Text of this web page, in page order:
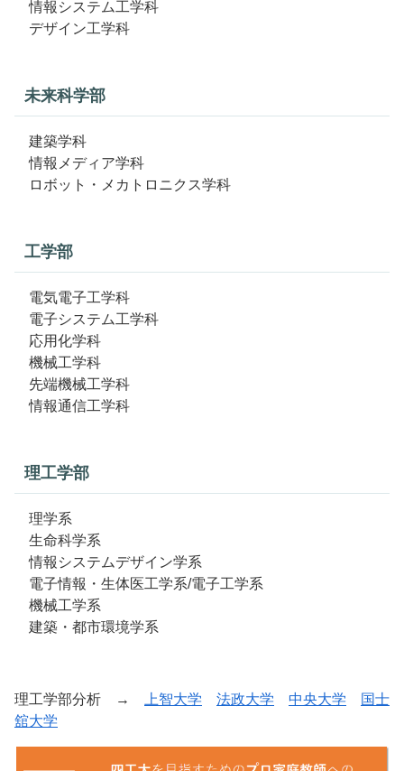
情報システム工学科
デザイン工学科
未来科学部
建築学科
情報メディア学科
ロボット・メカトロニクス学科
工学部
電気電子工学科
電子システム工学科
応用化学科
機械工学科
先端機械工学科
情報通信工学科
理工学部
理学系
生命科学系
情報システムデザイン学系
電子情報・生体医工学系/電子工学系
機械工学系
建築・都市環境学系
理工学部分析 → 上智大学 法政大学 中央大学
国士
舘大学